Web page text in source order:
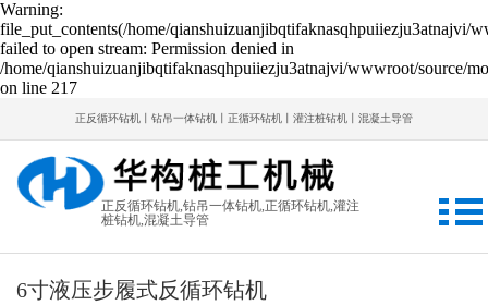
Warning:
file_put_contents(/home/qianshuizuanjibqtifaknasqhpuiiezju3atnajvi/
failed to open stream: Permission denied in
/home/qianshuizuanjibqtifaknasqhpuiiezju3atnajvi/wwwroot/source/
on line 217
正反循环钻机丨钻吊一体钻机丨正循环钻机丨灌注桩钻机丨混凝土导管
正反循环钻机,钻吊一体钻机,正循环钻机,灌注
桩钻机,混凝土导管
6寸液压步履式反循环钻机